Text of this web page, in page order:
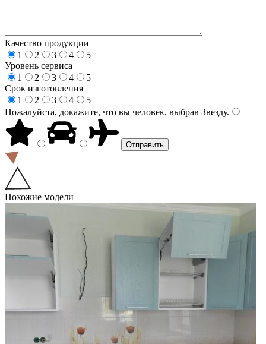
Качество продукции
1
2 3 4
5
Уровень сервиса
1
2 3 4
5
Срок изготовления
1
2 3 4
5
Пожалуйста, докажите, что вы человек, выбрав Звезду.
Похожие модели